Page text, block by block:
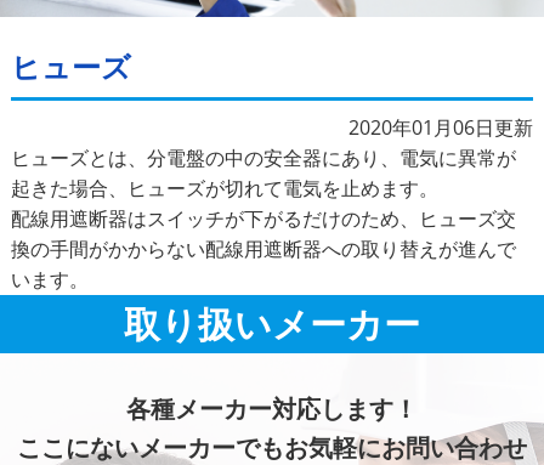
ヒューズ
2020年01月06日更新
ヒューズとは、分電盤の中の安全器にあり、電気に異常が
起きた場合、ヒューズが切れて電気を止めます。
配線用遮断器はスイッチが下がるだけのため、ヒューズ交
換の手間がかからない配線用遮断器への取り替えが進んで
います。
取り扱いメーカー
各種メーカー対応します！
ここにないメーカーでもお気軽にお問い合わせ